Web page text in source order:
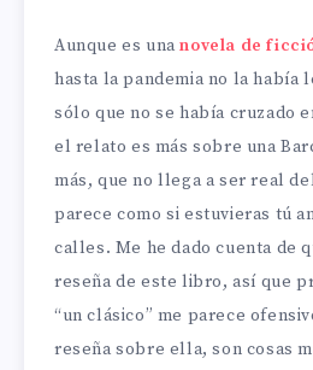
Aunque es unanovela de
hasta la pandemia no la había
sólo que no se había cruzado
el relato es más sobre una
más, que no llega a ser real
parece como si estuvieras tú
calles. Me he dado cuenta de
reseña de este libro, así que
“un clásico” me parece
reseña sobre ella, son cosas